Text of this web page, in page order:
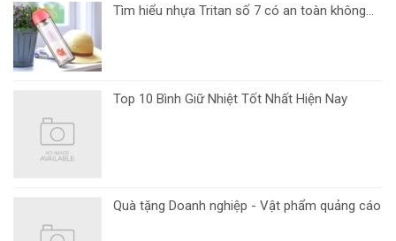
Tìm hiểu nhựa Tritan số 7 có an toàn không...
Top 10 Bình Giữ Nhiệt Tốt Nhất Hiện Nay
Quà tặng Doanh nghiệp - Vật phẩm quảng cáo